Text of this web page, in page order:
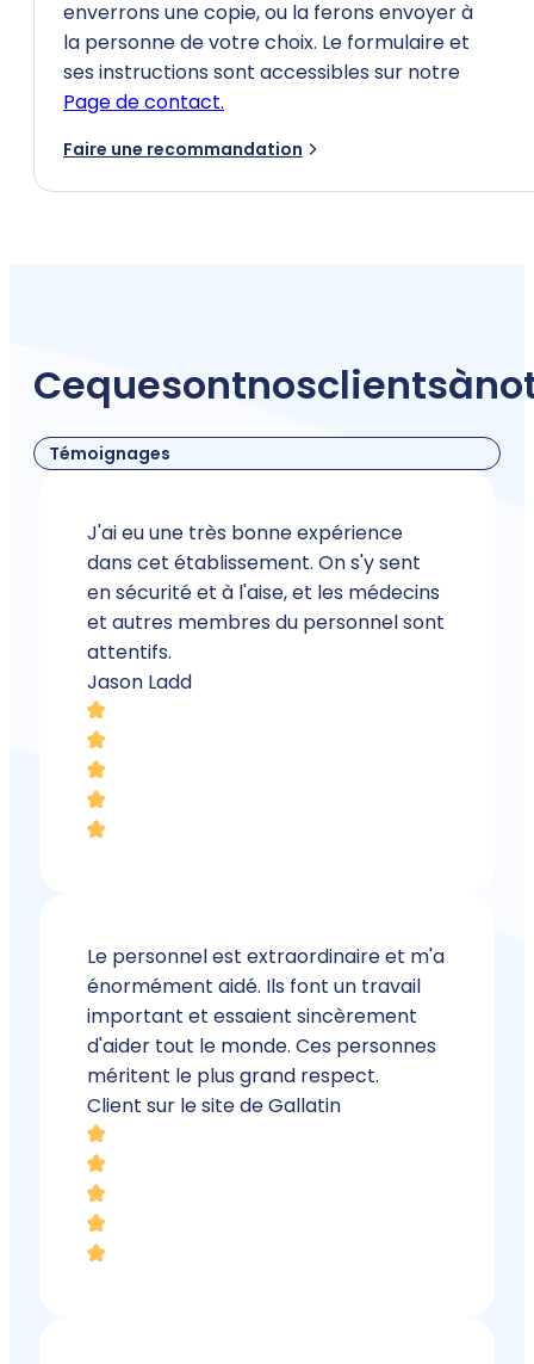
enverrons une copie, ou la ferons envoyer à
la personne de votre choix. Le formulaire et
ses instructions sont accessibles sur notre
Page de contact.
Faire une recommandation
Cequesontnosclientsà
Témoignages
J'ai eu une très bonne expérience
dans cet établissement. On s'y sent
en sécurité et à l'aise, et les médecins
et autres membres du personnel sont
attentifs.
Jason Ladd
Le personnel est extraordinaire et m'a
énormément aidé. Ils font un travail
important et essaient sincèrement
d'aider tout le monde. Ces personnes
méritent le plus grand respect.
Client sur le site de Gallatin